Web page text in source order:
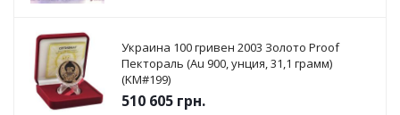
Украина 100 гривен 2003 Золото Proof
Пектораль (Au 900, унция, 31,1 грамм)
(KM#199)
510 605 грн.